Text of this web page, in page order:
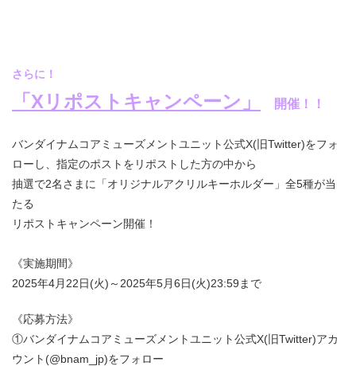
さらに！
「Xリポストキャンペーン」 開催！！
バンダイナムコアミューズメントユニット公式X(旧Twitter)をフォ
ローし、指定のポストをリポストした方の中から
抽選で2名さまに「オリジナルアクリルキーホルダー」全5種が当
たる
リポストキャンペーン開催！
《実施期間》
2025年4月22日(火)～2025年5月6日(火)23:59まで
《応募方法》
①バンダイナムコアミューズメントユニット公式X(旧Twitter)アカ
ウント(@bnam_jp)をフォロー